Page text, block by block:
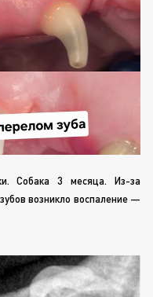
Собака 3 месяца. Из-за
возникло воспаление —